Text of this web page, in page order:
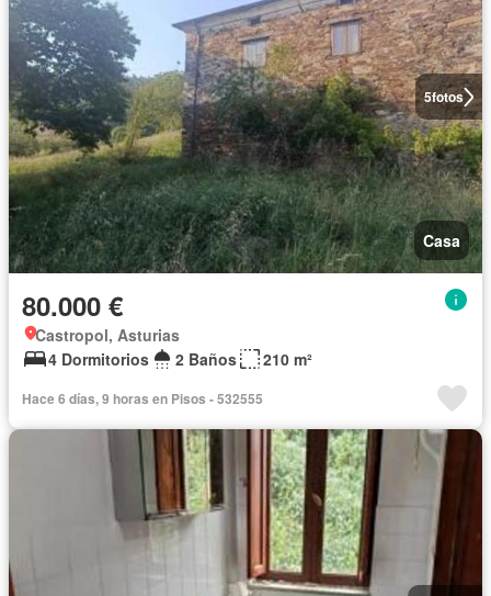
5fotos
Casa
80.000 €
Castropol, Asturias
4 Dormitorios
2 Baños 210 m²
Hace 6 días, 9 horas en Pisos - 532555